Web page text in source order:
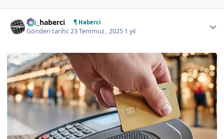
tm_haberci ¶ Haberci
Gönderi tarihi:23 Temmuz , 2025 1 yıl